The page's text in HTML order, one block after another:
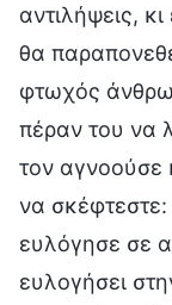
αντιλήψεις,
θα
φτωχός
πέραν του να
τον αγνοούσε
να
ευλόγησε σε
ευλογήσει